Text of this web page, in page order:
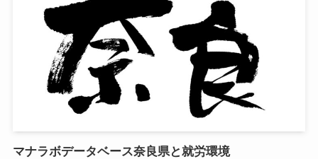
マナラボデータベース奈良県と就労環境